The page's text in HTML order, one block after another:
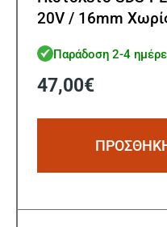
20V / 16mm
Παράδοση 2-4
47,00€